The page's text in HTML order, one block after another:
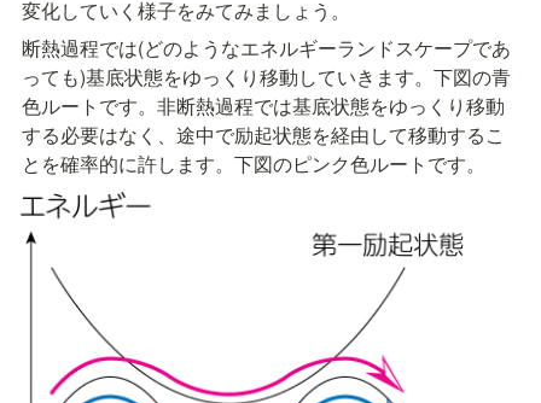
変化していく様子をみてみましょう。
断熱過程では(どのようなエネルギーランドスケープであ
っても)基底状態をゆっくり移動していきます。下図の青
色ルートです。非断熱過程では基底状態をゆっくり移動
する必要はなく、途中で励起状態を経由して移動するこ
とを確率的に許します。下図のピンク色ルートです。